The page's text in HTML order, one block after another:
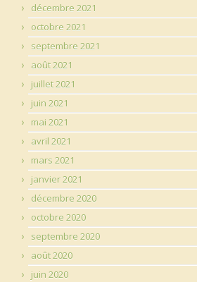
décembre 2021
octobre 2021
septembre 2021
août 2021
juillet 2021
juin 2021
mai 2021
avril 2021
mars 2021
janvier 2021
décembre 2020
octobre 2020
septembre 2020
août 2020
juin 2020